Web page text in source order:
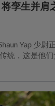
孪生并肩
Yap 少
统，这是他